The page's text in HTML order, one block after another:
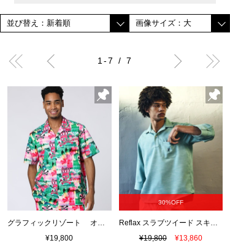
1-7 / 7
グラフィックリゾート オープンカラーシャツ
¥19,800
30%OFF
Reflax スラブツイード スキッパーシャツ
¥19,800
¥13,860